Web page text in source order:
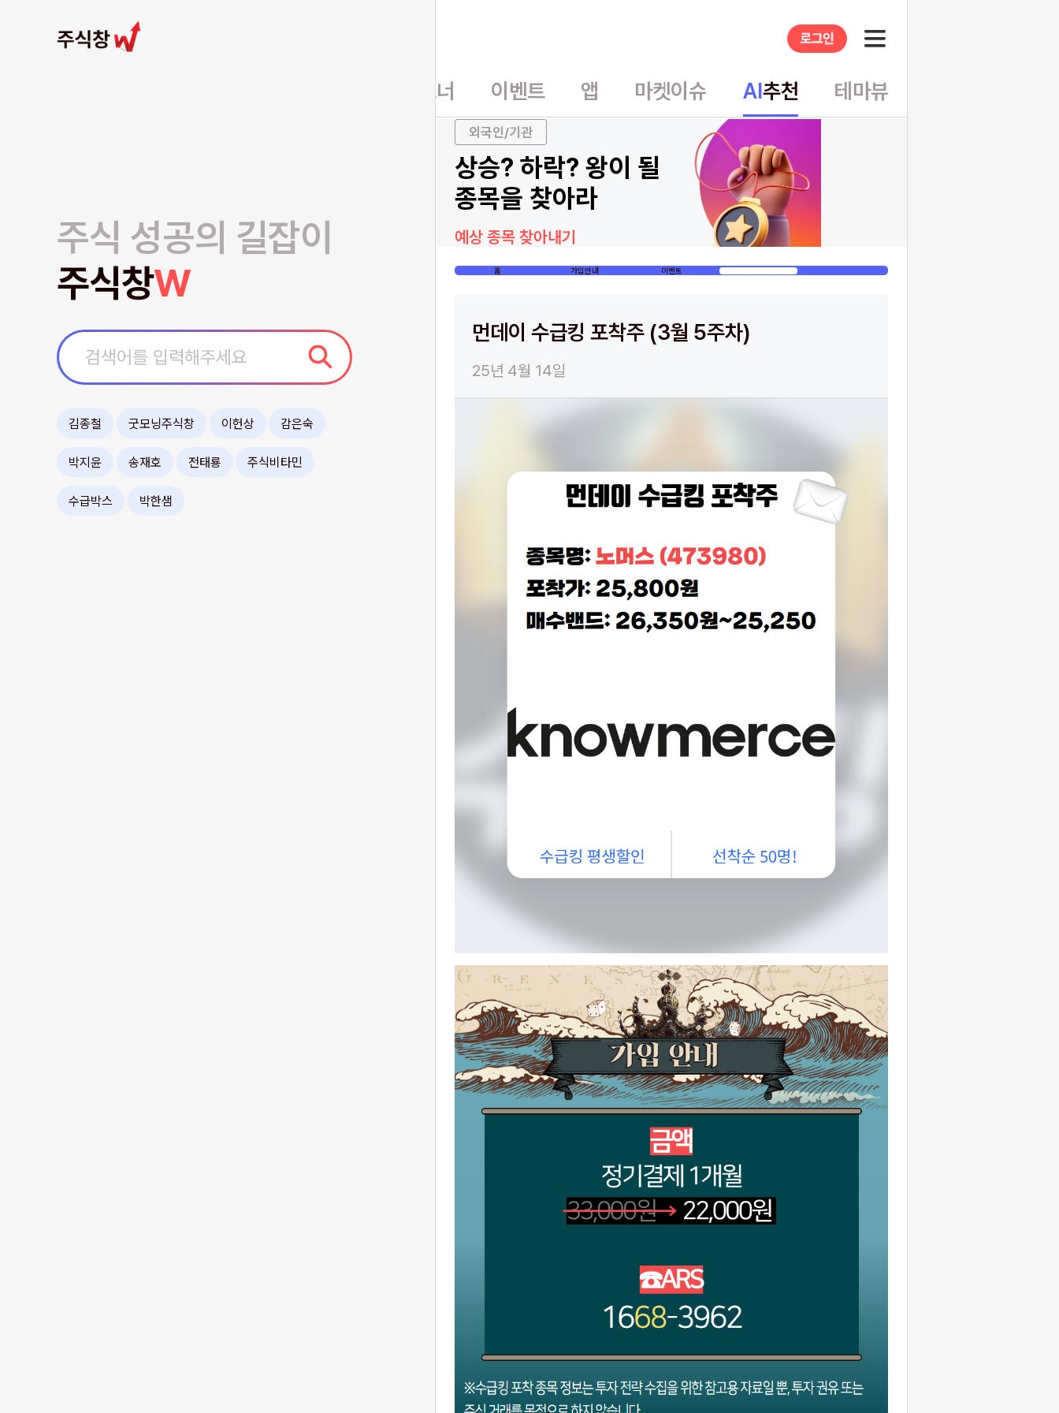
주식 성공의 길잡이
주식창W
김종철 굿모닝주식창 이헌상 감은숙
박지윤 송재호 전태룡 주식비타민
수급박스 박한샘
파트너 이벤트 앱 마켓이슈 AI추천 테마뷰
외국인/기관
상승? 하락? 왕이 될
종목을 찾아라
예상 종목 찾아내기
홈 가입안내 이벤트
먼데이 수급킹 포착주 (3월 5주차)
25년 4월 14일